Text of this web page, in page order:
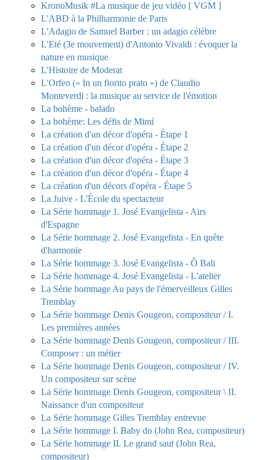
KronoMusik #La musique de jeu vidéo [ VGM ]
L'ABD à la Philharmonie de Paris
L'Adagio de Samuel Barber : un adagio célèbre
L'Eté (3e mouvement) d'Antonio Vivaldi : évoquer la
nature en musique
L'Histoire de Moderat
L'Orfeo (« In un fiorito prato ») de Claudio
Monteverdi : la musique au service de l'émotion
La bohème - balado
La bohème: Les défis de Mimì
La création d'un décor d'opéra - Étape 1
La création d'un décor d'opéra - Étape 2
La création d'un décor d'opéra - Étape 3
La création d'un décor d'opéra - Étape 4
La création d'un décors d'opéra - Étape 5
La Juive - L'École du spectacteur
La Série hommage 1. José Evangelista - Airs
d'Espagne
La Série hommage 2. José Evangelista - En quête
d'harmonie
La Série hommage 3. José Evangelista - Ô Bali
La Série hommage 4. José Evangelista - L'atelier
La Série hommage Au pays de l'émerveilleux Gilles
Tremblay
La Série hommage Denis Gougeon, compositeur / I.
Les premières années
La Série hommage Denis Gougeon, compositeur / III.
Composer : un métier
La Série hommage Denis Gougeon, compositeur / IV.
Un compositeur sur scène
La Série hommage Denis Gougeon, compositeur \ II.
Naissance d'un compositeur
La Série hommage Gilles Tremblay entrevue
La Série hommage I. Baby do (John Rea, compositeur)
La Série hommage II. Le grand saut (John Rea,
compositeur)